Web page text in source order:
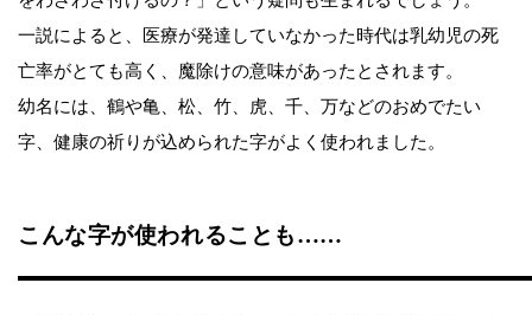
一説によると、医療が発達していなかった時代は乳幼児の死
亡率がとても高く、魔除けの意味があったとされます。
幼名には、鶴や亀、松、竹、虎、千、万などのおめでたい
字、健康の祈りが込められた字がよく使われました。
こんな字が使われることも……